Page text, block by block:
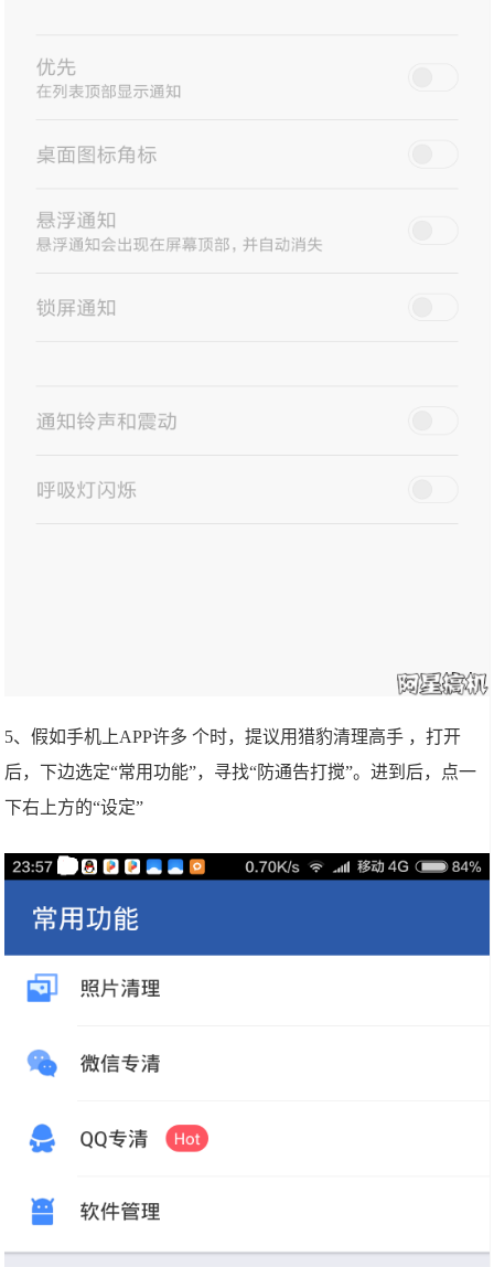
5、假如手机上APP许多 个时，提议用猎豹清理高手 ，打开
后，下边选定“常用功能”，寻找“防通告打搅”。进到后，点一
下右上方的“设定”